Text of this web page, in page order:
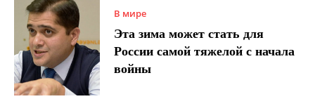
В мире
Эта зима может стать для
России самой тяжелой с начала
войны